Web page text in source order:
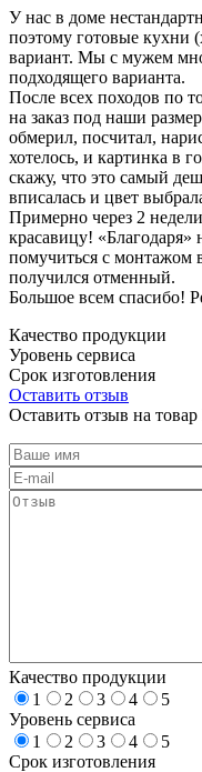
У нас в доме
поэтому готовые кухни
вариант. Мы с мужем
подходящего варианта.
После всех походов по
на заказ под наши
обмерил, посчитал,
хотелось, и картинка в
скажу, что это самый
вписалась и цвет
Примерно через 2
красавицу!
помучиться с монтажом
получился отменный.
Большое всем спасибо!
Качество продукции
Уровень сервиса
Срок изготовления
Оставить отзыв
Оставить отзыв на
Качество продукции
1
2 3 4
5
Уровень сервиса
1
2 3 4
5
Срок изготовления